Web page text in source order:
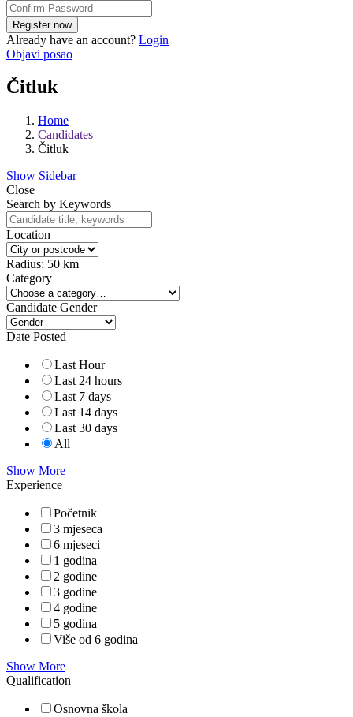
Already have an account? Login
Objavi posao
Čitluk
Home
Candidates
Čitluk
Show Sidebar
Close
Search by Keywords
Location
Radius: 50 km
Category
Candidate Gender
Date Posted
Last Hour
Last 24 hours
Last 7 days
Last 14 days
Last 30 days
All
Show More
Experience
Početnik
3 mjeseca
6 mjeseci
1 godina
2 godine
3 godine
4 godine
5 godina
Više od 6 godina
Show More
Qualification
Osnovna škola